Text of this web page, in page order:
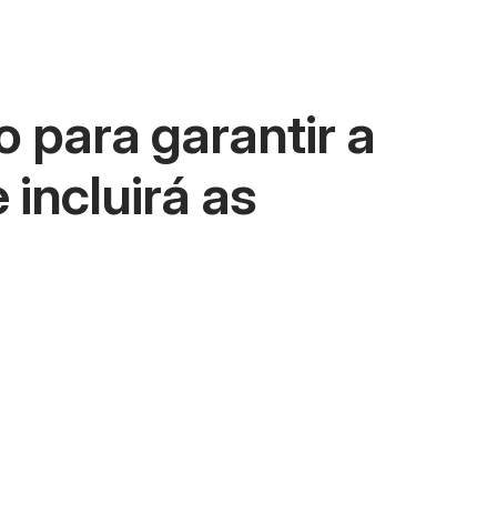
para garantir a
incluirá as